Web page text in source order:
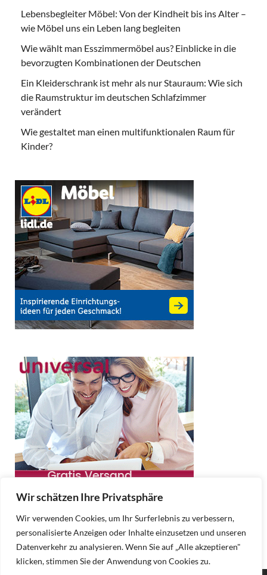
Wir schätzen Ihre Privatsphäre
Wir verwenden Cookies, um Ihr Surferlebnis zu verbessern,
personalisierte Anzeigen oder Inhalte einzusetzen und unseren
Datenverkehr zu analysieren. Wenn Sie auf „Alle akzeptieren"
klicken, stimmen Sie der Anwendung von Cookies zu.
Lebensbegleiter Möbel: Von der Kindheit bis ins Alter –
wie Möbel uns ein Leben lang begleiten
Wie wählt man Esszimmermöbel aus? Einblicke in die
bevorzugten Kombinationen der Deutschen
Ein Kleiderschrank ist mehr als nur Stauraum: Wie sich
die Raumstruktur im deutschen Schlafzimmer
verändert
Wie gestaltet man einen multifunktionalen Raum für
Kinder?